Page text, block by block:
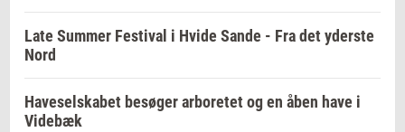
Late Summer Festival i Hvide Sande - Fra det yderste
Nord
Haveselskabet besøger arboretet og en åben have i
Videbæk